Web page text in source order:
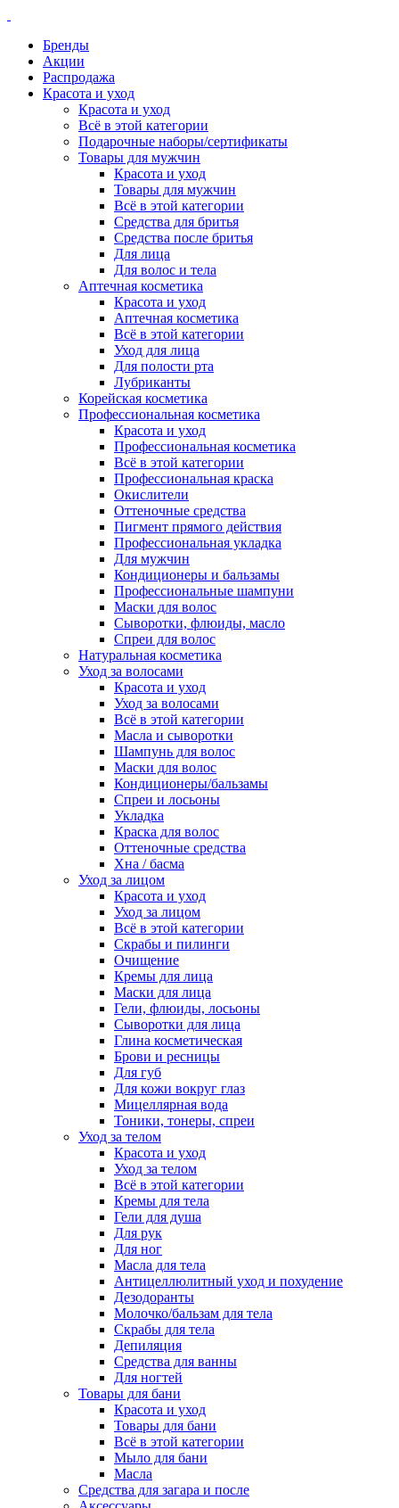
Бренды
Акции
Распродажа
Красота и уход
Красота и уход
Всё в этой категории
Подарочные наборы/сертификаты
Товары для мужчин
Красота и уход
Товары для мужчин
Всё в этой категории
Средства для бритья
Средства после бритья
Для лица
Для волос и тела
Аптечная косметика
Красота и уход
Аптечная косметика
Всё в этой категории
Уход для лица
Для полости рта
Лубриканты
Корейская косметика
Профессиональная косметика
Красота и уход
Профессиональная косметика
Всё в этой категории
Профессиональная краска
Окислители
Оттеночные средства
Пигмент прямого действия
Профессиональная укладка
Для мужчин
Кондиционеры и бальзамы
Профессиональные шампуни
Маски для волос
Сыворотки, флюиды, масло
Спреи для волос
Натуральная косметика
Уход за волосами
Красота и уход
Уход за волосами
Всё в этой категории
Масла и сыворотки
Шампунь для волос
Маски для волос
Кондиционеры/бальзамы
Спреи и лосьоны
Укладка
Краска для волос
Оттеночные средства
Хна / басма
Уход за лицом
Красота и уход
Уход за лицом
Всё в этой категории
Скрабы и пилинги
Очищение
Кремы для лица
Маски для лица
Гели, флюиды, лосьоны
Сыворотки для лица
Глина косметическая
Брови и ресницы
Для губ
Для кожи вокруг глаз
Мицеллярная вода
Тоники, тонеры, спреи
Уход за телом
Красота и уход
Уход за телом
Всё в этой категории
Кремы для тела
Гели для душа
Для рук
Для ног
Масла для тела
Антицеллюлитный уход и похудение
Дезодоранты
Молочко/бальзам для тела
Скрабы для тела
Депиляция
Средства для ванны
Для ногтей
Товары для бани
Красота и уход
Товары для бани
Всё в этой категории
Мыло для бани
Масла
Средства для загара и после